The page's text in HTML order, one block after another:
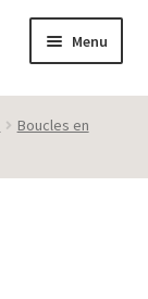
Menu
Boucles en